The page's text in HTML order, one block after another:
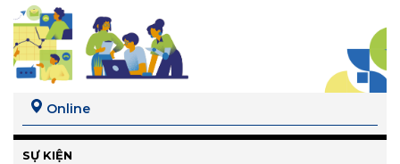
Online
SỰ KIỆN